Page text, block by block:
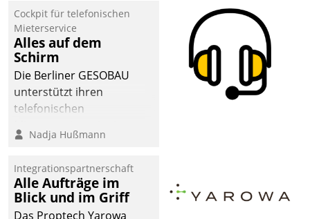
Cockpit für telefonischen
Mieterservice
Alles auf dem
Schirm
Die Berliner GESOBAU
unterstützt ihren
telefonischen
digitalen Cockpit, das
passende Fragen und
Schlagworte auswirft.
Eine intuitive
Nadja Hußmann
Integrationspartnerschaft
Alle Aufträge im
Blick und im Griff
Das Proptech Yarowa